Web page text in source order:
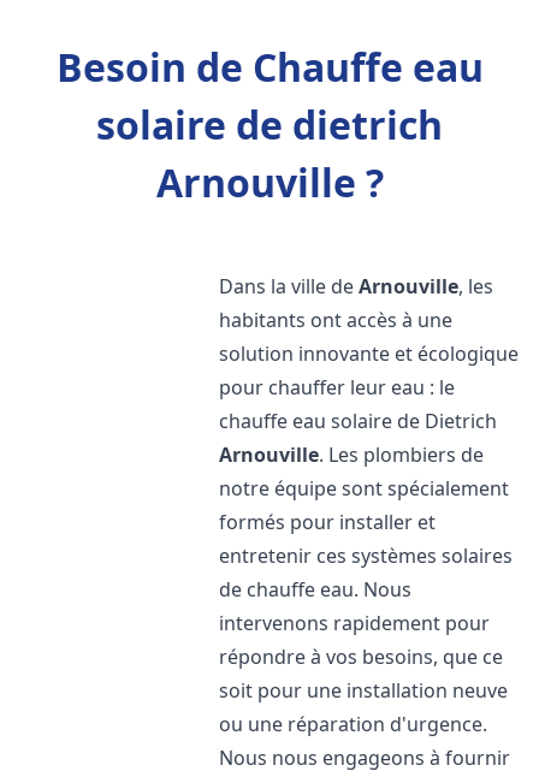
Besoin de Chauffe eau
solaire de dietrich
Arnouville ?
Dans la ville deArnouville, les
habitants ont accès à une
solution innovante et écologique
pour chauffer leur eau : le
chauffe eau solaire de Dietrich
Arnouville. Les plombiers de
notre équipe sont spécialement
formés pour installer et
entretenir ces systèmes solaires
de chauffe eau. Nous
intervenons rapidement pour
répondre à vos besoins, que ce
soit pour une installation neuve
ou une réparation d'urgence.
Nous nous engageons à fournir